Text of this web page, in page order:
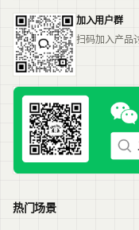
加入用户群
扫码加入产品
热门场景